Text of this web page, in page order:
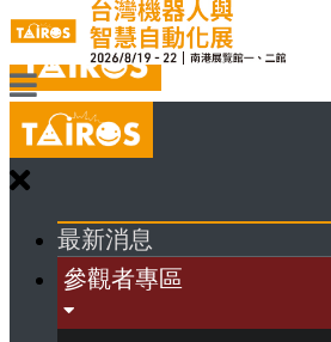
最新消息
參觀者專區